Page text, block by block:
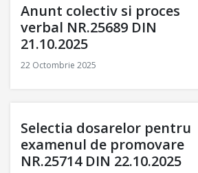
Anunt colectiv si proces
verbal NR.25689 DIN
21.10.2025
22 Octombrie 2025
Selectia dosarelor pentru
examenul de promovare
NR.25714 DIN 22.10.2025